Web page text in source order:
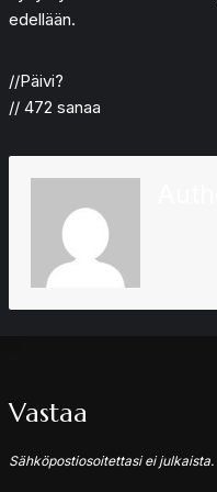
edellään.
//Päivi?
// 472 sanaa
Vastaa
Sähköpostiosoitettasi ei julkaista.